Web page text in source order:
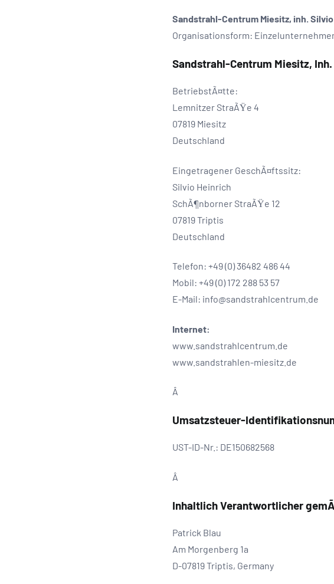
Sandstrahl-Centrum Miesitz, inh.
Organisationsform:
Sandstrahl-Centrum Miesitz,
BetriebstÃ¤tte:
Lemnitzer StraÃŸe 4
07819 Miesitz
Deutschland
Eingetragener GeschÃ¤ftssitz:
Silvio Heinrich
SchÃ¶nborner StraÃŸe 12
07819 Triptis
Deutschland
Telefon: +49 (0) 36482 486 44
Mobil: +49 (0) 172 288 53 57
E-Mail: info@sandstrahlcentrum.de
Internet:
www.sandstrahlcentrum.de
www.sandstrahlen-miesitz.de
Â
Umsatzsteuer-
UST-ID-Nr.: DE150682568
Â
Inhaltlich Verantwortlicher
Patrick Blau
Am Morgenberg 1a
D-07819 Triptis, Germany